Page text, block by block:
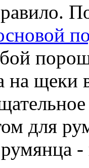
на щеки
для